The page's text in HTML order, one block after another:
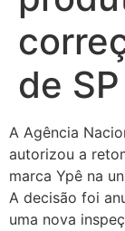
de SP
A Agência
autorizou a
marca Ypê na
A decisão foi
uma nova